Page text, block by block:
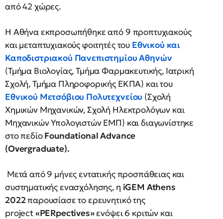
από 42 χώρες.
Η Αθήνα εκπροσωπήθηκε από 9 προπτυχιακούς
και μεταπτυχιακούς φοιτητές του Εθνικού και
Καποδιστριακού Πανεπιστημίου Αθηνών
(Τμήμα Βιολογίας, Τμήμα Φαρμακευτικής, Ιατρική
Σχολή, Τμήμα Πληροφορικής ΕΚΠΑ) και του
Εθνικού Μετσόβιου Πολυτεχνείου (Σχολή
Χημικών Μηχανικών, Σχολή Ηλεκτρολόγων και
Μηχανικών Υπολογιστών ΕΜΠ) και διαγωνίστηκε
στο πεδίοFoundational Advance
(Overgraduate).
Μετά από 9 μήνες εντατικής προσπάθειας και
συστηματικής ενασχόλησης, η iGEM Athens
2022παρουσίασε το ερευνητικό της
project«PERpectives»ενόψει 6 κριτών και